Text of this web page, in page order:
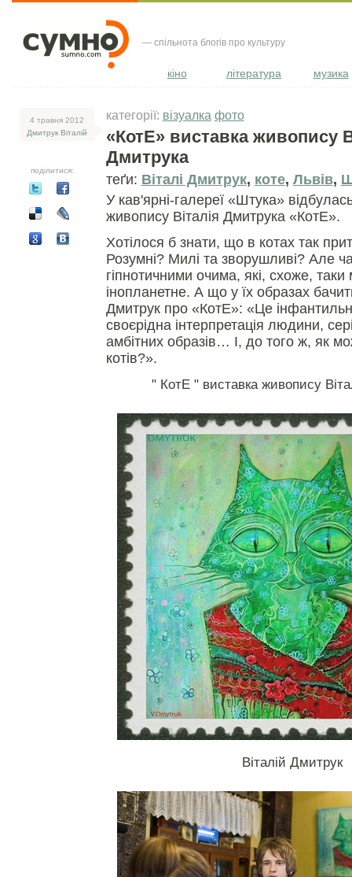
— спільнота блогів про культуру
кіно література музика
4 травня 2012
Дмитрук Віталій
поділитися:
категорії: візуалка фото
«КотЕ» виставка живопису
Дмитрука
теґи: Віталі Дмитрук, коте, Львів,
У кав'ярні-галереї «Штука»
живопису Віталія Дмитрука «КотЕ».
Хотілося б знати, що в котах так
Розумні? Милі та зворушливі? Але
гіпнотичними очима, які, схоже,
інопланетне. А що у їх образах
Дмитрук про «КотЕ»: «Це
своєрідна інтерпретація людини,
амбітних образів… І, до того ж, як
котів?».
" КотЕ " виставка живопису
Віталій Дмитрук